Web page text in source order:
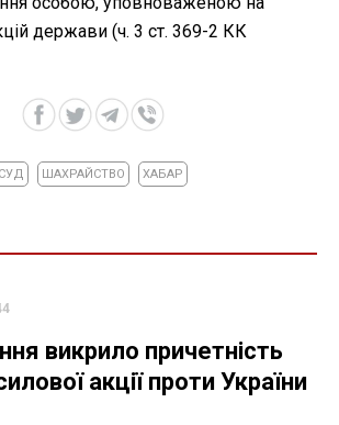
держави (ч. 3 ст. 369-2 КК
СУД ШАХРАЙСТВО ХАБАР
викрило причетність
акції проти України